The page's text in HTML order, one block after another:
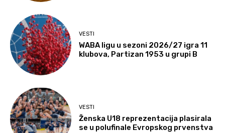
VESTI
WABA ligu u sezoni 2026/27 igra 11
klubova, Partizan 1953 u grupi B
VESTI
Ženska U18 reprezentacija plasirala
se u polufinale Evropskog prvenstva